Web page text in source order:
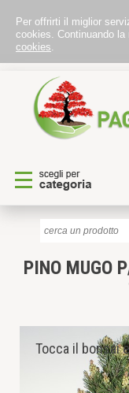
Per offrirti il miglior
cookies. Continuando
cookies.
PINO MUGO
Tocca il bonsai